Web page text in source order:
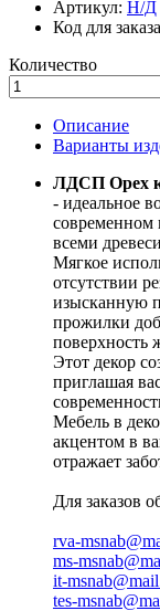
Артикул: Н/Д
Код для
Количество
Описание
Варианты
ЛДСП Орех
- идеальное
современном
всеми
Мягкое
отсутствии
изысканную
прожилки
поверхность
Этот декор
приглашая
Мебель в
акцентом в
отражает
Для заказов
rva-
ms-
it-
tes-